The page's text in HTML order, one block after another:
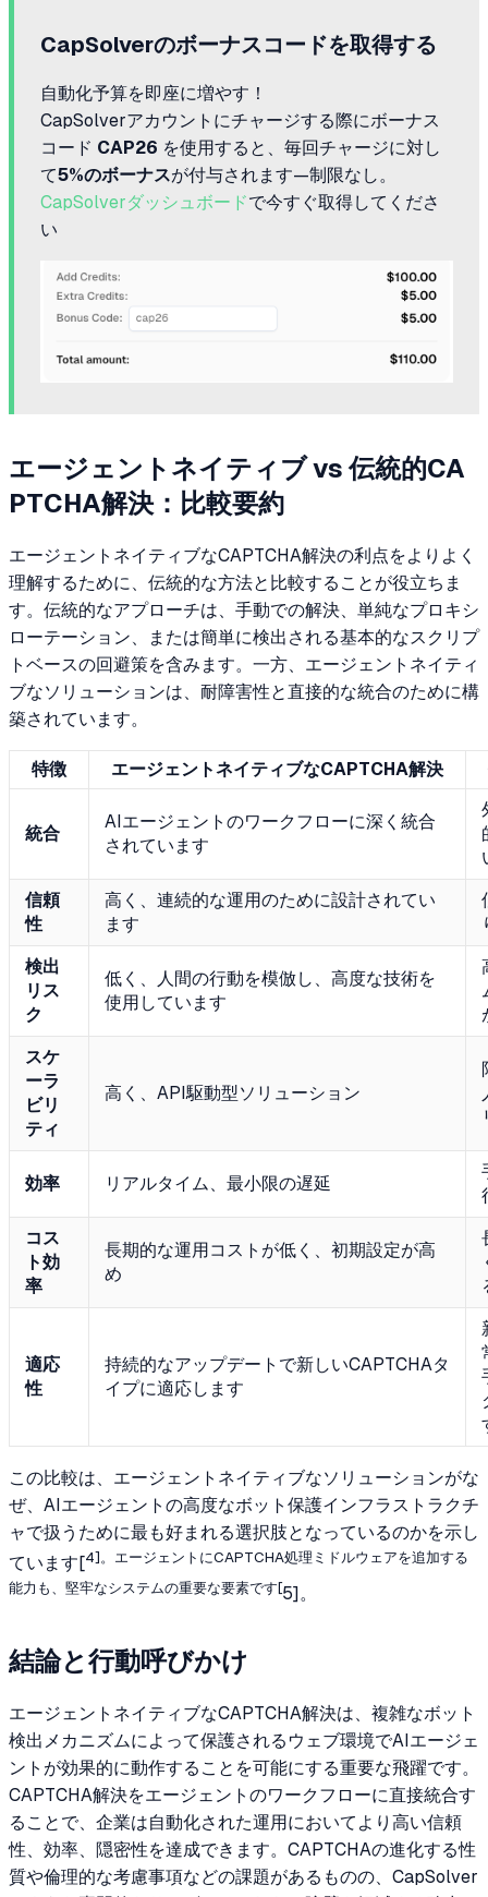
CapSolverのボーナスコードを取得する
自動化予算を即座に増やす！
CapSolverアカウントにチャージする際にボーナス
コード CAP26 を使用すると、毎回チャージに対し
て5%のボーナスが付与されます—制限なし。
CapSolverダッシュボードで今すぐ取得してくださ
い
エージェントネイティブ vs 伝統的CA
PTCHA解決：比較要約
エージェントネイティブなCAPTCHA解決の利点をよりよく
理解するために、伝統的な方法と比較することが役立ちま
す。伝統的なアプローチは、手動での解決、単純なプロキシ
ローテーション、または簡単に検出される基本的なスクリプ
トベースの回避策を含みます。一方、エージェントネイティ
ブなソリューションは、耐障害性と直接的な統合のために構
築されています。
特徴 エージェントネイティブなCAPTCHA解決
統合
AIエージェントのワークフローに深く統合
されています
信頼
性
高く、連続的な運用のために設計されてい
ます
検出
リス
ク
低く、人間の行動を模倣し、高度な技術を
使用しています
スケ
ーラ
ビリ
ティ
高く、API駆動型ソリューション
効率 リアルタイム、最小限の遅延
コス
ト効
率
長期的な運用コストが低く、初期設定が高
め
適応
性
持続的なアップデートで新しいCAPTCHAタ
イプに適応します
この比較は、エージェントネイティブなソリューションがな
ぜ、AIエージェントの高度なボット保護インフラストラクチ
ャで扱うために最も好まれる選択肢となっているのかを示し
ています[4]。エージェントにCAPTCHA処理ミドルウェアを追加する
能力も、堅牢なシステムの重要な要素です[5]。
結論と行動呼びかけ
エージェントネイティブなCAPTCHA解決は、複雑なボット
検出メカニズムによって保護されるウェブ環境でAIエージェ
ントが効果的に動作することを可能にする重要な飛躍です。
CAPTCHA解決をエージェントのワークフローに直接統合す
ることで、企業は自動化された運用においてより高い信頼
性、効率、隠密性を達成できます。CAPTCHAの進化する性
質や倫理的な考慮事項などの課題があるものの、CapSolver